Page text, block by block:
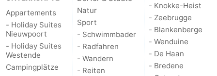
Appartements
- Holiday Suites
Nieuwpoort
- Holiday Suites
Westende
Campingplätze
Natur
Sport
- Schwimmbader
- Radfahren
- Wandern
- Reiten
- Knokke-Heist
- Zeebrugge
- Blankenberge
- Wenduine
- De Haan
- Bredene